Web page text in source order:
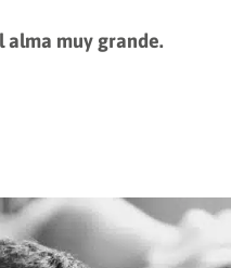
alma muy grande.